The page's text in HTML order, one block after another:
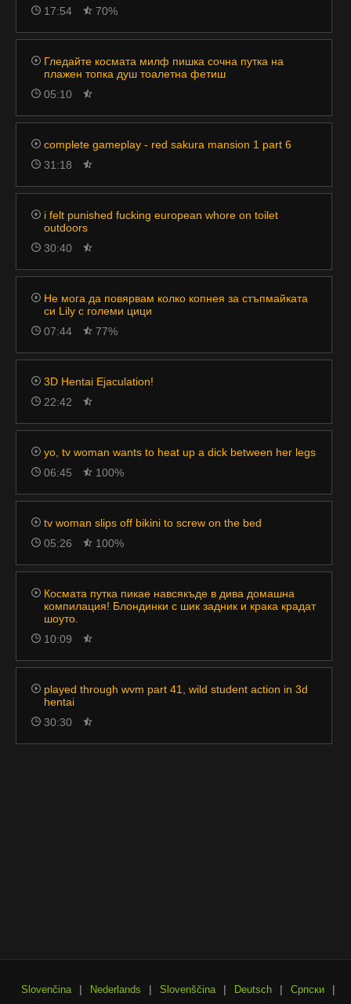
17:54
70%
Гледайте космата милф пишка сочна путка на
плажен топка душ тоалетна фетиш
05:10
complete gameplay - red sakura mansion 1 part 6
31:18
i felt punished fucking european whore on toilet
outdoors
30:40
Не мога да повярвам колко копнея за стъпмайката
си Lily с големи цици
07:44
77%
3D Hentai Ejaculation!
22:42
yo, tv woman wants to heat up a dick between her legs
06:45
100%
tv woman slips off bikini to screw on the bed
05:26
100%
Космата путка пикае навсякъде в дива домашна
компилация! Блондинки с шик задник и крака крадат
шоуто.
10:09
played through wvm part 41, wild student action in 3d
hentai
30:30
Slovenčina | Nederlands | Slovenščina | Deutsch | Српски |